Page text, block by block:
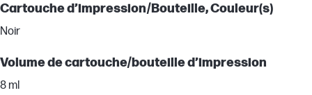
Cartouche d’impression/Bouteille, Couleur(s)
Noir
Volume de cartouche/bouteille d’impression
8 ml